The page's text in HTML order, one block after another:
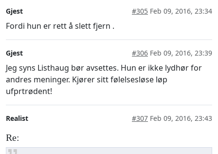
Gjest #305 Feb 09, 2016, 23:34
Fordi hun er rett å slett fjern .
Gjest #306 Feb 09, 2016, 23:39
Jeg syns Listhaug bør avsettes. Hun er ikke lydhør for
andres meninger. Kjører sitt følelsesløse løp
ufprtrødent!
Realist #307 Feb 09, 2016, 23:43
Re: